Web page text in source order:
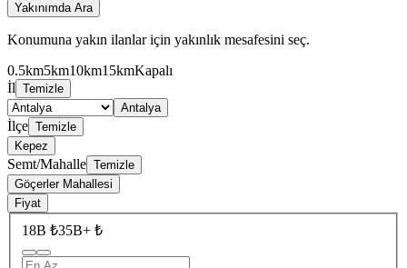
Yakınımda Ara
Konumuna yakın ilanlar için yakınlık mesafesini seç.
0.5km5km10km15kmKapalı
İl Temizle
Antalya
İlçe Temizle
Kepez
Semt/Mahalle Temizle
Göçerler Mahallesi
Fiyat
18B ₺35B+ ₺